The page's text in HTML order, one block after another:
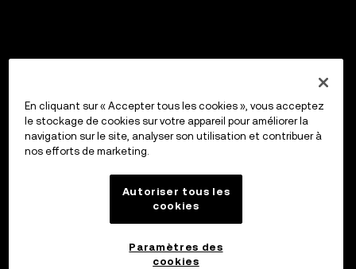
En cliquant sur « Accepter tous les cookies », vous acceptez
le stockage de cookies sur votre appareil pour améliorer la
navigation sur le site, analyser son utilisation et contribuer à
nos efforts de marketing.
Autoriser tous les
cookies
Paramètres des
cookies